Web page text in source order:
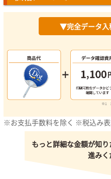
▼完全データ
※お支払手数料を除く ※税込み
もっと詳細な金額が知
進みく